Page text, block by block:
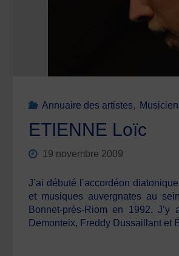
Annuaire des artistes,
ETIENNE Loïc
19 novembre 2009
J’ai débuté l’accordéon
et musiques auvergnates au
Bonnet-près-Riom en 1992.
Demonteix, Freddy Dussaillant et